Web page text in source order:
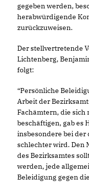
gegeben werden,
herabwürdigende
zurückzuweisen.
Der stellvertretende
Lichtenberg,
folgt:
“Persönliche
Arbeit der
Fachämtern, die
beschäftigen, gab es
insbesondere bei
schlechter wird. Den
des Bezirksamtes
werden, jede
Beleidigung gegen